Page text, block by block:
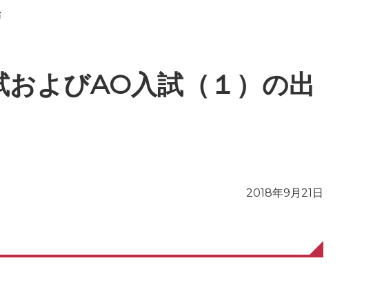
およびAO入試（１）の出
2018年9月21日